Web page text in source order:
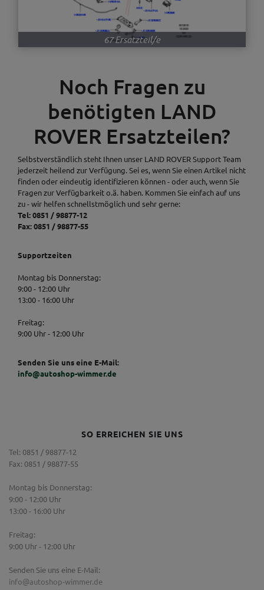
67 Ersatzteil/e
Noch Fragen zu
benötigten LAND
ROVER Ersatzteilen?
Selbstverständlich steht Ihnen unser LAND ROVER Support Team
jederzeit heilend zur Verfügung. Sei es, wenn Sie einen Artikel nicht
finden oder eindeutig identifizieren können - oder auch, wenn Sie
Fragen zur Verfügbarkeit o.ä. haben. Kommen Sie einfach auf uns
zu - wir helfen schnellstmöglich und sehr gerne:
Tel: 0851 / 98877-12
Fax: 0851 / 98877-55
Supportzeiten
Montag bis Donnerstag:
9:00 - 12:00 Uhr
13:00 - 16:00 Uhr
Freitag:
9:00 Uhr - 12:00 Uhr
Senden Sie uns eine E-Mail:
info@autoshop-wimmer.de
SO ERREICHEN SIE UNS
Tel: 0851 / 98877-12
Fax: 0851 / 98877-55
Montag bis Donnerstag:
9:00 - 12:00 Uhr
13:00 - 16:00 Uhr
Freitag:
9:00 Uhr - 12:00 Uhr
Senden Sie uns eine E-Mail:
info@autoshop-wimmer.de